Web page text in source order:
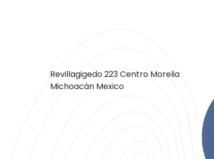
Revillagigedo 223 Centro Morelia
Michoacán Mexico